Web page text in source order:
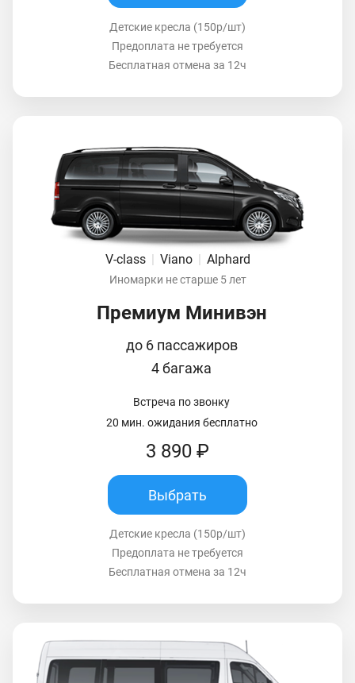
Детские кресла (150р/шт)
Предоплата не требуется
Бесплатная отмена за 12ч
V-class Viano Alphard
Иномарки не старше 5 лет
Премиум Минивэн
до 6 пассажиров
4 багажа
Встреча по звонку
20 мин. ожидания бесплатно
3 890 ₽
Выбрать
Детские кресла (150р/шт)
Предоплата не требуется
Бесплатная отмена за 12ч